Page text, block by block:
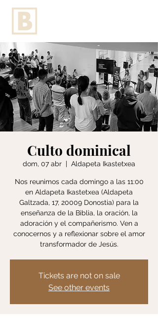
Culto dominical
dom, 07 abr
  |
Aldapeta Ikastetxea
Nos reunimos cada domingo a las 11:00
en Aldapeta Ikastetxea (Aldapeta
Galtzada, 17, 20009 Donostia) para la
enseñanza de la Biblia, la oración, la
adoración y el compañerismo. Ven a
conocernos y a reflexionar sobre el amor
transformador de Jesús.
Tickets are not on sale
See other events